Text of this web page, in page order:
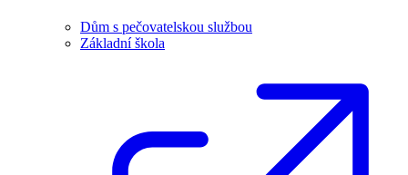
Dům s pečovatelskou službou
Základní škola